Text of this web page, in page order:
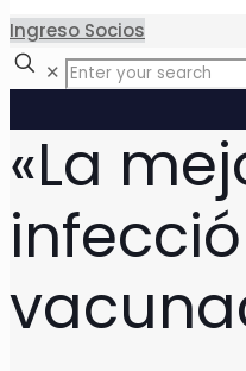
Ingreso Socios
✕
«La